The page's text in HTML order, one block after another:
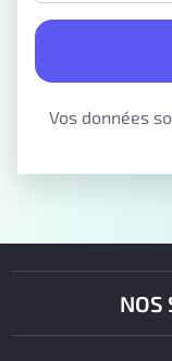
Vos données
NOS